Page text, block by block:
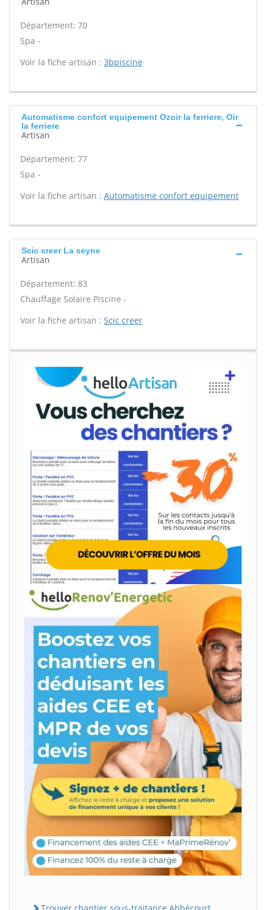
Département: 70
Spa -
Voir la fiche artisan : 3bpiscine
Automatisme confort equipement Ozoir la ferriere, Oir
la ferriere
Artisan
Département: 77
Spa -
Voir la fiche artisan : Automatisme confort equipement
Scic creer La seyne
Artisan
Département: 83
Chauffage Solaire Piscine -
Voir la fiche artisan : Scic creer
Trouver chantier sous-traitance Abbécourt